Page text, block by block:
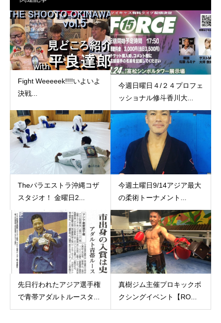
Fight Weeeeek!!!!いよいよ
決戦...
今週日曜日４/２４プロフェ
ッショナル修斗香川大...
Theパラエストラ沖縄コザ
スタジオ！ 金曜日2...
今週土曜日9/14アジア最大
の柔術トーナメント...
先日行われたアジア選手権
で青帯アダルトルースタ...
真樹ジム主催プロキックボ
クシングイベント【RO...